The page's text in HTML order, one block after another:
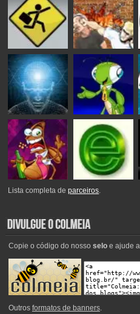
Lista completa deparceiros.
Copie o código do nosso seloe ajude
Outros formatos de banners.